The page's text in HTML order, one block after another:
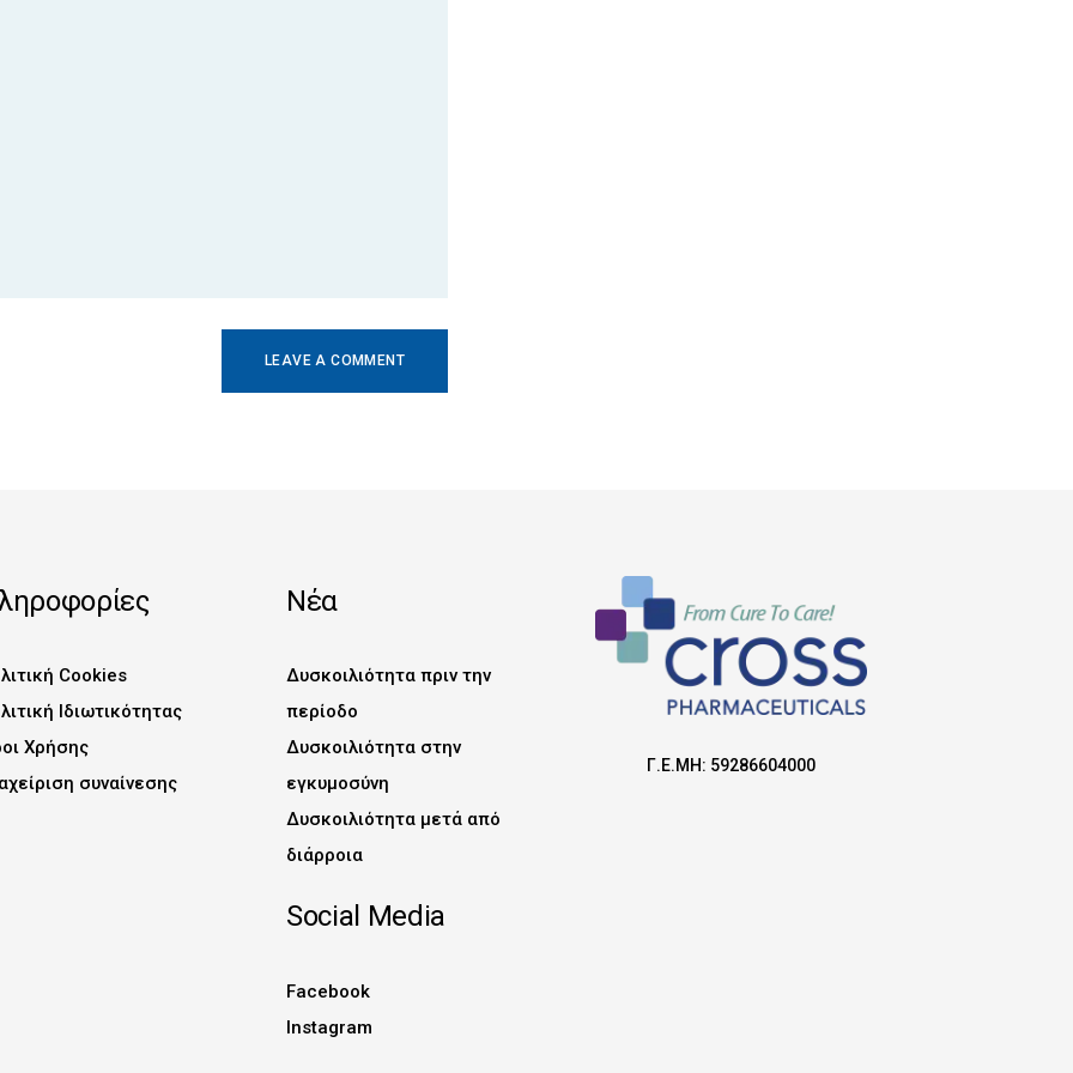
Cookies
Ιδιωτικότητας
Χρήσης
συναίνεσης
Νέα
Δυσκοιλιότητα πριν την
περίοδο
Δυσκοιλιότητα στην
εγκυμοσύνη
Δυσκοιλιότητα μετά από
διάρροια
Social Media
Facebook
Instagram
Γ.Ε.ΜΗ: 59286604000